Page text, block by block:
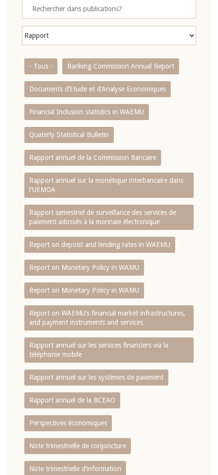
- Tous - Banking Commission Annual Report
Documents d’Etude et d’Analyse Economiques
Financial Inclusion statistics in WAEMU
Quaterly Statistical Bulletin
Rapport annuel de la Commission Bancaire
Rapport annuel sur la monétique interbancaire dans
l'UEMOA
Rapport semestriel de surveillance des services de
paiement adossés à la monnaie électronique
Report on deposit and lending rates in WAEMU
Report on Monetary Policy in WAMU
Report on Monetary Policy in WAMU
Report on WAEMU’s financial market infrastructures,
and payment instruments and services
Rapport annuel sur les services financiers via la
téléphonie mobile
Rapport annuel sur les systèmes de paiement
Rapport annuel de la BCEAO
Perspectives économiques
Note trimestrielle de conjoncture
Note trimestrielle d‘information